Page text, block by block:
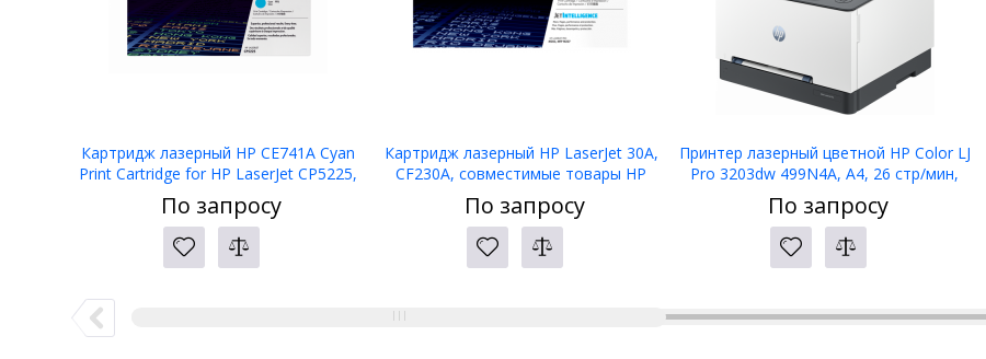
Картридж лазерный HP CE741A Cyan
Print Cartridge for HP LaserJet CP5225,
По запросу
Картридж лазерный HP LaserJet 30A,
CF230A, совместимые товары HP
LaserJet Pro M227 / M203, черный
По запросу
Принтер лазерный цветной HP Color LJ
Pro 3203dw 499N4A, А4, 26 стр/мин,
1,2 ГГц, 256МБ, Ethernet, WIFI
По запросу